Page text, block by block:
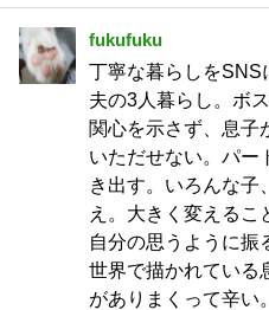
fukufuku
丁寧な暮らしをSNS
夫の3人暮らし。ボ
関心を示さず、息子
いただせない。パー
き出す。いろんな子
え。大きく変えるこ
自分の思うように振
世界で描かれている
がありまくって辛い